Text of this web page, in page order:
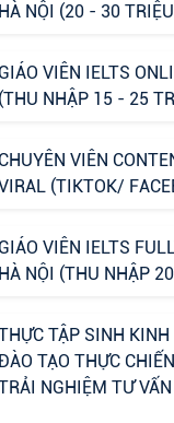
HÀ NỘI (20 - 30
GIÁO VIÊN IELTS
(THU NHẬP 15 - 25
CHUYÊN VIÊN
(TIKTOK/
GIÁO VIÊN IELTS
HÀ NỘI (THU NHẬP
TẬP SINH
TẠO THỰC
NGHIỆM TƯ